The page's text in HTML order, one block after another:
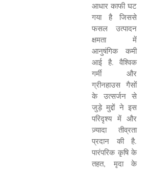
आधार काफी घट
गया है जिससे
फसल उत्पादन
क्षमता में
आनुषंगिक कमी
आई है. वैश्विक
गर्मी और
ग्रीनहाउस गैसों
के उत्सर्जन से
जुड़े मुद्दों ने इस
परिदृश्य में और
ज़्यादा तीव्रता
प्रदान की है.
पारंपरिक कृषि के
तहत, मृदा के